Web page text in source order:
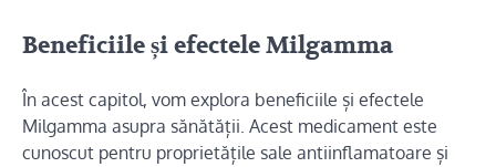
Beneficiile și efectele Milgamma
În acest capitol, vom explora beneficiile și efectele
Milgamma asupra sănătății. Acest medicament este
cunoscut pentru proprietățile sale antiinflamatoare și